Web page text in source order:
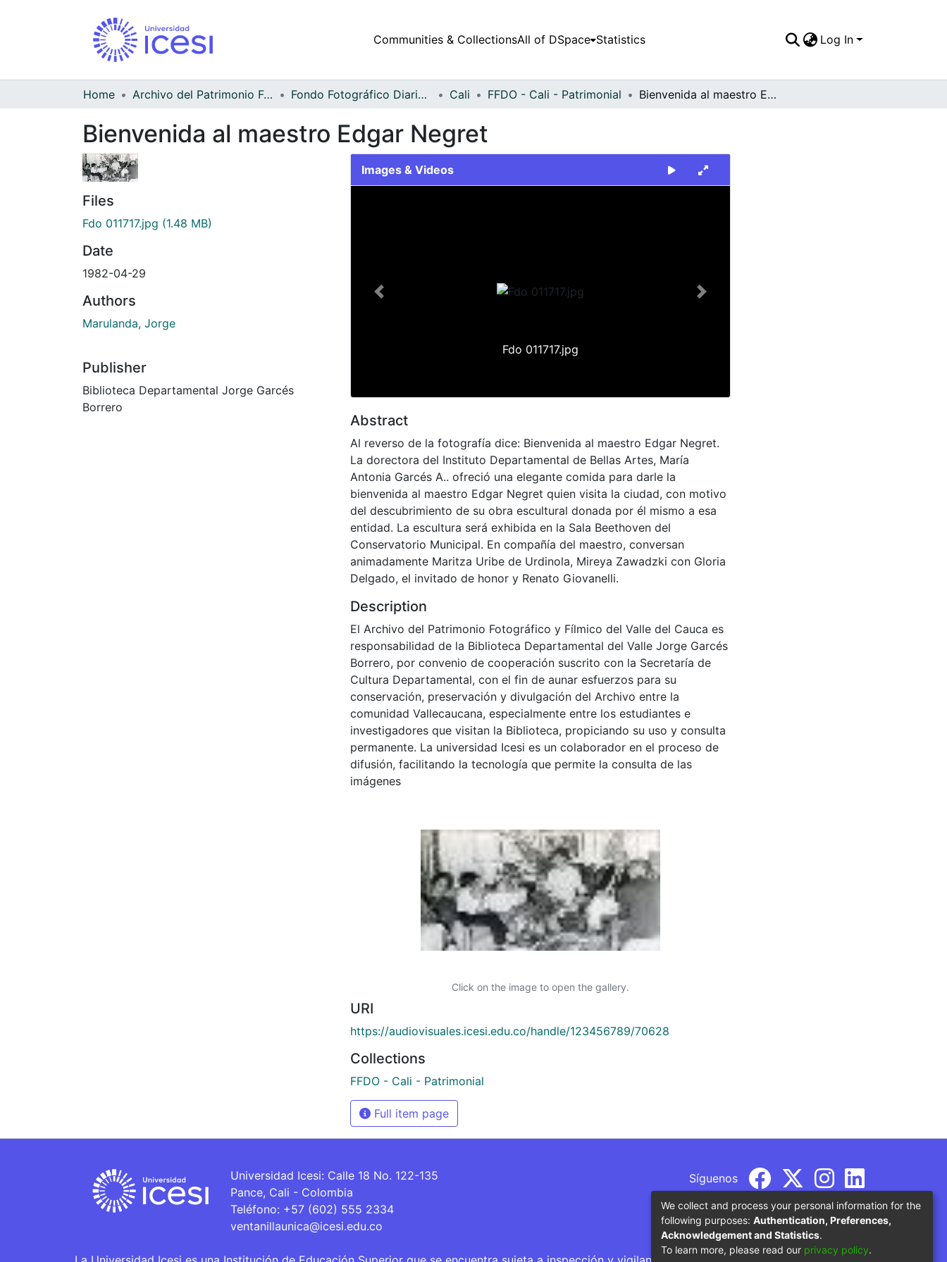
Communities & CollectionsAll of DSpace Statistics Log In
Home Archivo del Patrimonio Fotográfico y Fílmico del Valle del Cauca Fondo Fotográfico Diario Occidente Cali FFDO - Cali - Patrimonial Bienvenida al maestro Edgar Negret
Bienvenida al maestro Edgar Negret
Files
Fdo 011717.jpg (1.48 MB)
Date
1982-04-29
Authors
Marulanda, Jorge
Publisher
Biblioteca Departamental Jorge Garcés
Borrero
Images & Videos
Fdo 011717.jpg
Previous Next
Abstract
Al reverso de la fotografía dice: Bienvenida al maestro Edgar Negret.
La dorectora del Instituto Departamental de Bellas Artes, María
Antonia Garcés A.. ofreció una elegante comida para darle la
bienvenida al maestro Edgar Negret quien visita la ciudad, con motivo
del descubrimiento de su obra escultural donada por él mismo a esa
entidad. La escultura será exhibida en la Sala Beethoven del
Conservatorio Municipal. En compañía del maestro, conversan
animadamente Maritza Uribe de Urdinola, Mireya Zawadzki con Gloria
Delgado, el invitado de honor y Renato Giovanelli.
Description
El Archivo del Patrimonio Fotográfico y Fílmico del Valle del Cauca es
responsabilidad de la Biblioteca Departamental del Valle Jorge Garcés
Borrero, por convenio de cooperación suscrito con la Secretaría de
Cultura Departamental, con el fin de aunar esfuerzos para su
conservación, preservación y divulgación del Archivo entre la
comunidad Vallecaucana, especialmente entre los estudiantes e
investigadores que visitan la Biblioteca, propiciando su uso y consulta
permanente. La universidad Icesi es un colaborador en el proceso de
difusión, facilitando la tecnología que permite la consulta de las
imágenes
Click on the image to open the gallery.
URI
https://audiovisuales.icesi.edu.co/handle/123456789/70628
Collections
FFDO - Cali - Patrimonial
Full item page
Universidad Icesi: Calle 18 No. 122-135
Pance, Cali - Colombia
Teléfono: +57 (602) 555 2334
ventanillaunica@icesi.edu.co
Síguenos
We collect and process your personal information for the
following purposes: Authentication, Preferences,
Acknowledgement and Statistics.
To learn more, please read our privacy policy.